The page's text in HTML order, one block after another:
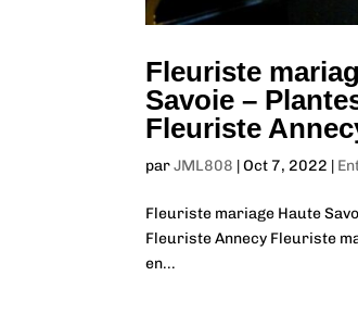
Fleuriste
Savoie –
Fleuriste
parJML808 |Oct 7, 2022 |
Fleuriste mariage Haute
Fleuriste Annecy Fleuriste
en...